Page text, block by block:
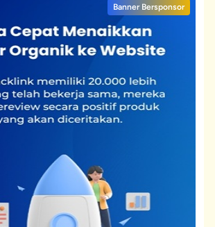
Banner Bersponsor